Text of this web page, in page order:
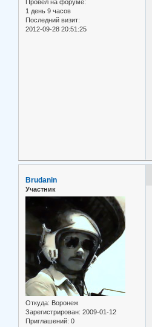
Провел на форуме:
1 день 9 часов
Последний визит:
2012-09-28 20:51:25
Brudanin
Участник
Откуда: Воронеж
Зарегистрирован: 2009-01-12
Приглашений: 0